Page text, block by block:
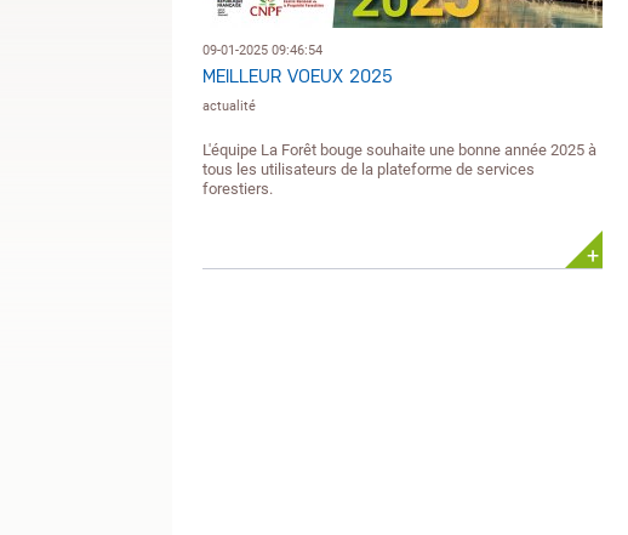
09-01-2025 09:46:54
MEILLEUR VOEUX 2025
actualité
L'équipe La Forêt bouge souhaite une bonne année 2025 à
tous les utilisateurs de la plateforme de services
forestiers.
+